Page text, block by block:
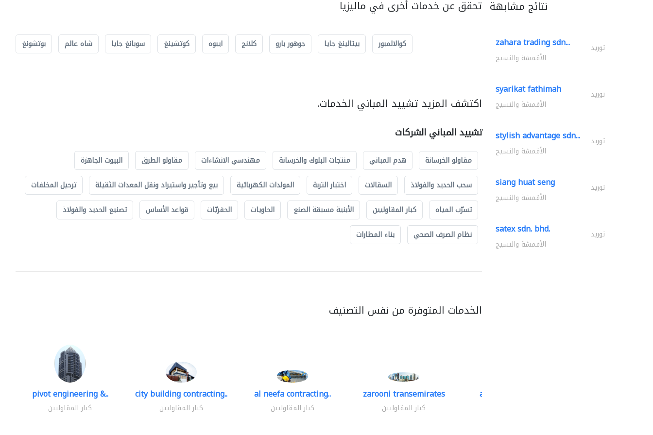
تحقق عن خدمات أخرى في ماليزيا
كوالالمبور بيتالينغ جايا جوهور بارو كلانج ايبوه كوتشينغ سوبانغ جايا شاه عالم بوتشونغ
اكتشف المزيد تشييد المباني الخدمات.
تشييد المباني الشركات
مقاولو الخرسانة هدم المباني منتجات البلوك والخرسانة مهندسي الانشاءات مقاولو الطرق
البيوت الجاهزة
سحب الحديد والفولاذ
السقالات اختبار التربة المولدات الكهربائية بيع وتأجير واستيراد ونقل المعدات الثقيلة
ترحيل المخلفات
تسرّب المياه
كبار المقاوليين الأبنية مسبقة الصنع الحاويات الحفريّات قواعد الأساس
تصنيع الحديد والفولاذ
نظام الصرف الصحي
بناء المطارات
الخدمات المتوفرة من نفس التصنيف
pivot engineering &..
كبار المقاوليين
city building contracting..
كبار المقاوليين
al neefa contracting..
كبار المقاوليين
zarooni transemirates
كبار المقاوليين
accurate bldh cont..
نتائج مشابهة
zahara trading sdn... توريد
الأقمشة والنسيج
syarikat fathimah توريد
الأقمشة والنسيج
stylish advantage sdn... توريد
الأقمشة والنسيج
siang huat seng توريد
الأقمشة والنسيج
satex sdn. bhd. توريد
الأقمشة والنسيج